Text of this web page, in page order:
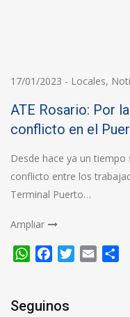
17/01/2023 - Locales,
ATE Rosario: Por
conflicto en el
Desde hace ya un
conflicto entre los
Terminal Puerto…
Ampliar
WhatsApp
FacebookTwitter
Email
Seguinos